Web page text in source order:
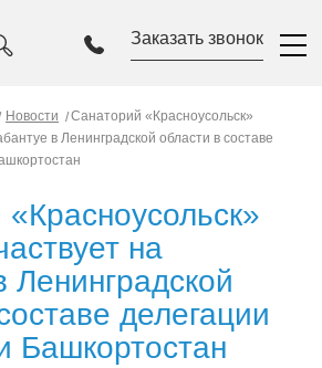
Заказать звонок
Новости
Санаторий «Красноусольск»
в Ленинградской области в составе
на
Ленинградской
делегации
Башкортостан